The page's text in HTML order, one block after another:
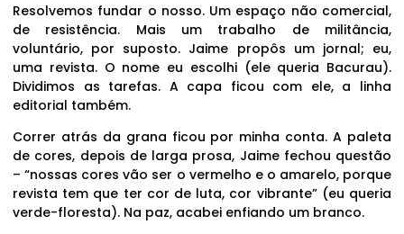
Resolvemos fundar o nosso. Um espaço não comercial,
de resistência. Mais um trabalho de militância,
voluntário, por suposto. Jaime propôs um jornal; eu,
uma revista. O nome eu escolhi (ele queria Bacurau).
Dividimos as tarefas. A capa ficou com ele, a linha
editorial também.
Correr atrás da grana ficou por minha conta. A paleta
de cores, depois de larga prosa, Jaime fechou questão
– “nossas cores vão ser o vermelho e o amarelo, porque
revista tem que ter cor de luta, cor vibrante” (eu queria
verde-floresta). Na paz, acabei enfiando um branco.